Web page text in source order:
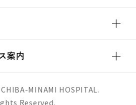
案内
MINAMI HOSPITAL.
Reserved.